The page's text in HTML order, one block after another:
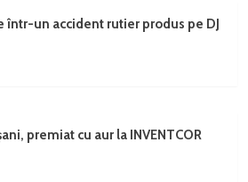
într-un accident rutier produs pe DJ
premiat cu aur la INVENTCOR